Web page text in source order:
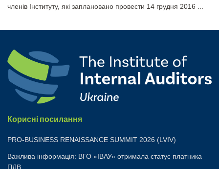
членів Інституту, які заплановано провести 14 грудня 2016 ...
Корисні посилання
PRO-BUSINESS RENAISSANCE SUMMIT 2026 (LVIV)
Важлива інформація: ВГО «ІВАУ» отримала статус платника
ПДВ